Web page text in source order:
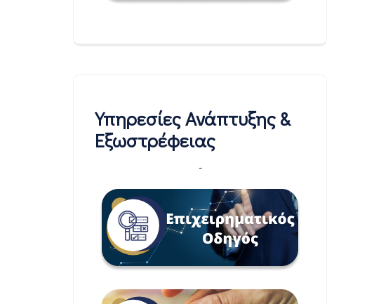
Υπηρεσίες Ανάπτυξης &
Εξωστρέφειας
-